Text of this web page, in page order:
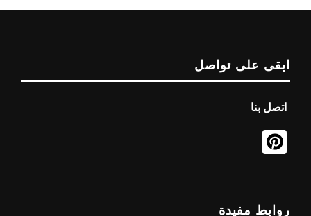
ابقى على تواصل
اتصل بنا
روابط مفيدة